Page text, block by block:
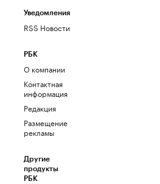
Уведомления
RSS Новости
РБК
О компании
Контактная
информация
Редакция
Размещение
рекламы
Другие
продукты
РБК